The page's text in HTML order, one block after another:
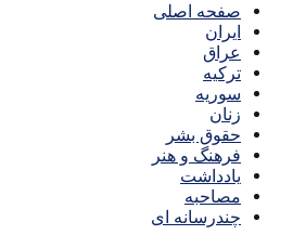
صفحه اصلی
ایران
عراق
ترکیه
سوریه
زنان
حقوق بشر
فرهنگ و هنر
یادداشت
مصاحبه
چندرسانه ای